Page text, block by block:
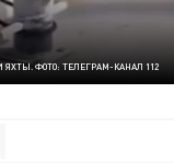
ФОТО: ТЕЛЕГРАМ-КАНАЛ 112